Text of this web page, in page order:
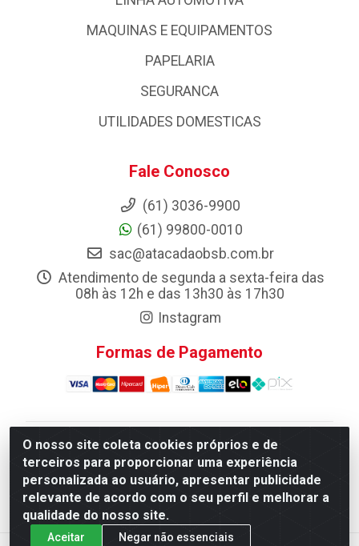
O nosso site coleta cookies próprios e de
terceiros para proporcionar uma experiência
personalizada ao usuário, apresentar publicidade
relevante de acordo com o seu perfil e melhorar a
qualidade do nosso site.
Aceitar Negar não essenciais
MAQUINAS E EQUIPAMENTOS
PAPELARIA
SEGURANCA
UTILIDADES DOMESTICAS
Fale Conosco
(61) 3036-9900
(61) 99800-0010
sac@atacadaobsb.com.br
Atendimento de segunda a sexta-feira das
08h às 12h e das 13h30 às 17h30
Instagram
Formas de Pagamento
Atacadao da Limpeza F. Pereira Queiroz Comercio e
Distribuicao LTDA - Quadra Qi 10 Lotes 39 e, 41 - Setor
Industrial (Taguatinga), Brasília/DF - CEP 72.135-100 -
CNPJ 13.184.675/0001-80